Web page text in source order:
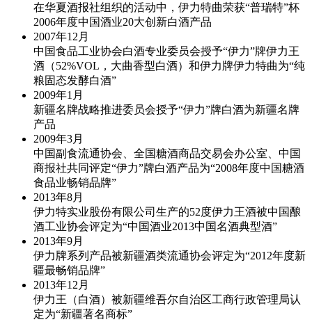
在华夏酒报社组织的活动中，伊力特曲荣获“普瑞特”杯
2006年度中国酒业20大创新白酒产品
2007年12月
中国食品工业协会白酒专业委员会授予“伊力”牌伊力王
酒（52%VOL，大曲香型白酒）和伊力牌伊力特曲为“纯
粮固态发酵白酒”
2009年1月
新疆名牌战略推进委员会授予“伊力”牌白酒为新疆名牌
产品
2009年3月
中国副食流通协会、全国糖酒商品交易会办公室、中国
商报社共同评定“伊力”牌白酒产品为“2008年度中国糖酒
食品业畅销品牌”
2013年8月
伊力特实业股份有限公司生产的52度伊力王酒被中国酿
酒工业协会评定为“中国酒业2013中国名酒典型酒”
2013年9月
伊力牌系列产品被新疆酒类流通协会评定为“2012年度新
疆最畅销品牌”
2013年12月
伊力王（白酒）被新疆维吾尔自治区工商行政管理局认
定为“新疆著名商标”